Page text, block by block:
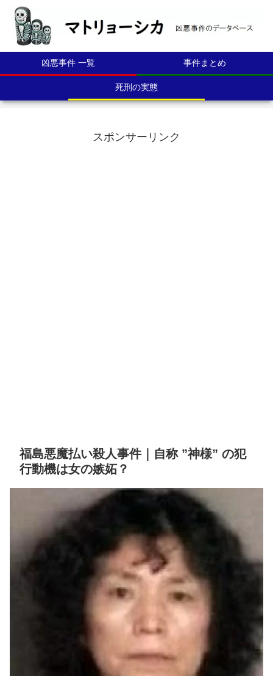
凶悪事件 一覧 事件まとめ
死刑の実態
スポンサーリンク
福島悪魔払い殺人事件｜自称 ”神様” の犯
行動機は女の嫉妬？